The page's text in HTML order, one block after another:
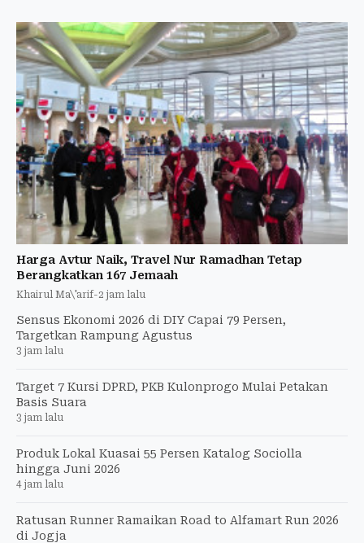
Harga Avtur Naik, Travel Nur Ramadhan Tetap
Berangkatkan 167 Jemaah
Khairul Ma\'arif-2 jam lalu
Sensus Ekonomi 2026 di DIY Capai 79 Persen,
Targetkan Rampung Agustus
3 jam lalu
Target 7 Kursi DPRD, PKB Kulonprogo Mulai Petakan
Basis Suara
3 jam lalu
Produk Lokal Kuasai 55 Persen Katalog Sociolla
hingga Juni 2026
4 jam lalu
Ratusan Runner Ramaikan Road to Alfamart Run 2026
di Jogja